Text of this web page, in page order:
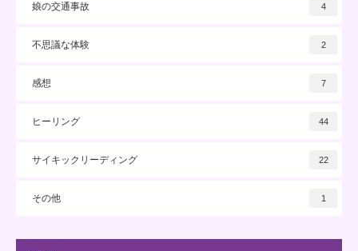
娘の交通事故 4
不思議な体験 2
感想 7
ヒーリング 44
サイキックリーディング 22
その他 1